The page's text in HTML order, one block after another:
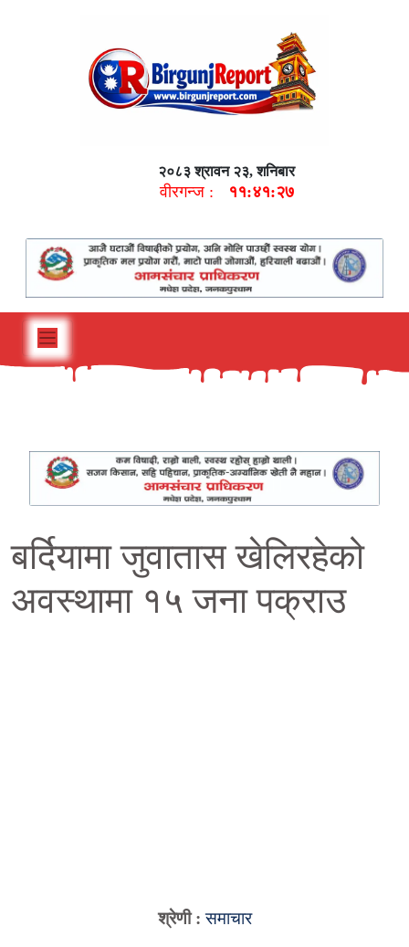
२०८३ श्रावन २३, शनिबार
वीरगन्ज : ११:४१:२८
बर्दियामा जुवातास खेलिरहेको
अवस्थामा १५ जना पक्राउ
श्रेणी :समाचार